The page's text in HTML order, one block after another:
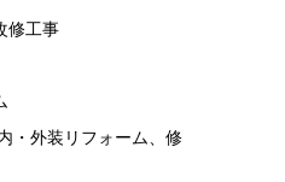
修工事
・外装リフォーム、修